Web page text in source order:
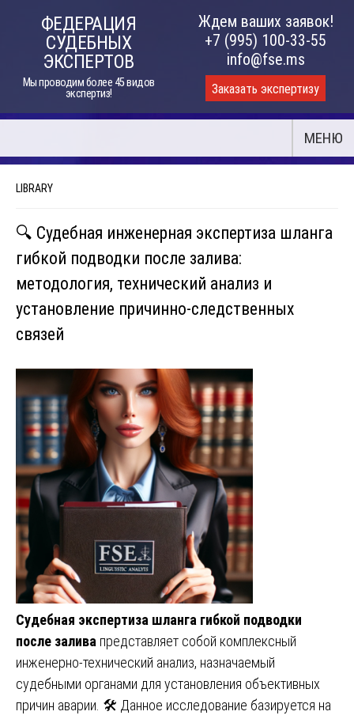
ФЕДЕРАЦИЯ
СУДЕБНЫХ
ЭКСПЕРТОВ
Мы проводим более 45 видов
экспертиз!
Ждем ваших заявок!
+7 (995) 100-33-55
info@fse.ms
Заказать экспертизу
МЕНЮ
LIBRARY
🔍 Судебная инженерная экспертиза шланга
гибкой подводки после залива:
методология, технический анализ и
установление причинно-следственных
связей
Судебная экспертиза шланга гибкой подводки
после залива представляет собой комплексный
инженерно-технический анализ, назначаемый
судебными органами для установления объективных
причин аварии. 🛠️ Данное исследование базируется на